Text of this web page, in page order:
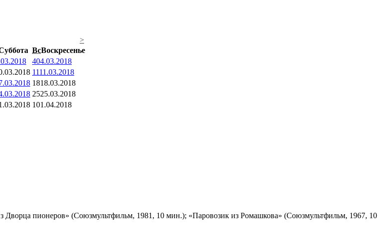
>
ВсВоскресенье
404.03.2018
1111.03.2018
1818.03.2018
2525.03.2018
101.04.2018
пионеров» (Союзмультфильм, 1981, 10 мин.); «Паровозик из Ромашкова» (Союзмультфильм, 1967, 10